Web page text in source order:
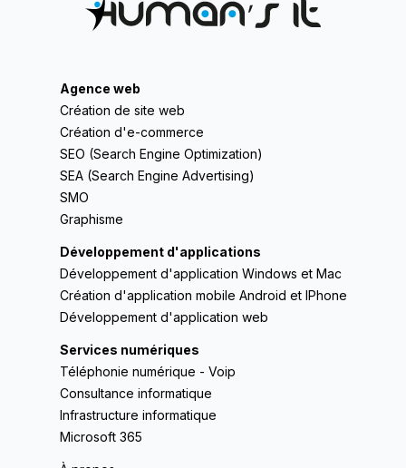
Agence web
Création de site web
Création d'e-commerce
SEO (Search Engine Optimization)
SEA (Search Engine Advertising)
SMO
Graphisme
Développement d'applications
Développement d'application Windows et Mac
Création d'application mobile Android et IPhone
Développement d'application web
Services numériques
Téléphonie numérique - Voip
Consultance informatique
Infrastructure informatique
Microsoft 365